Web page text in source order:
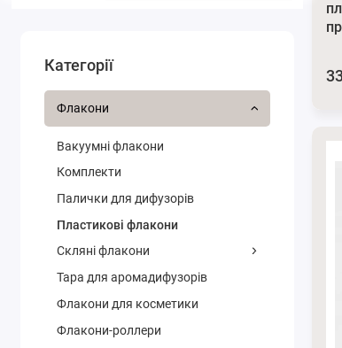
Категорії
Флакони
Вакуумні флакони
Комплекти
Палички для дифузорів
Плаcтикові флакони
Скляні флакони
Тара для аромадифузорів
Флакони для косметики
Флакони-роллери